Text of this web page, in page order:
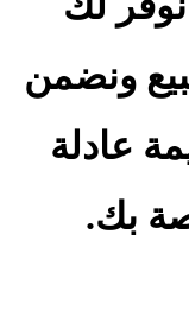
ونضمن
عادلة
بك.